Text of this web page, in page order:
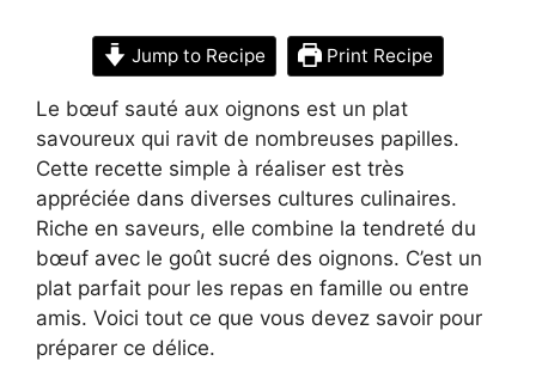
Jump to Recipe Print Recipe
Le bœuf sauté aux oignons est un plat
savoureux qui ravit de nombreuses papilles.
Cette recette simple à réaliser est très
appréciée dans diverses cultures culinaires.
Riche en saveurs, elle combine la tendreté du
bœuf avec le goût sucré des oignons. C’est un
plat parfait pour les repas en famille ou entre
amis. Voici tout ce que vous devez savoir pour
préparer ce délice.